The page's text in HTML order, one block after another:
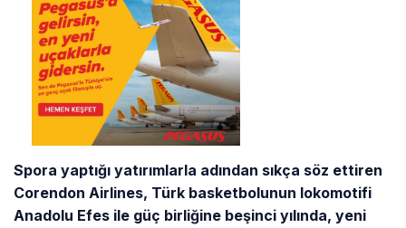
Spora yaptığı yatırımlarla adından sıkça söz ettiren
Corendon Airlines, Türk basketbolunun lokomotifi
Anadolu Efes ile güç birliğine beşinci yılında, yeni